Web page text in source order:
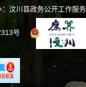
汶川县政务公开工作服务
号
川公网安备